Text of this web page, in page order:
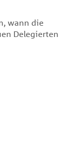
wann die
Delegierten